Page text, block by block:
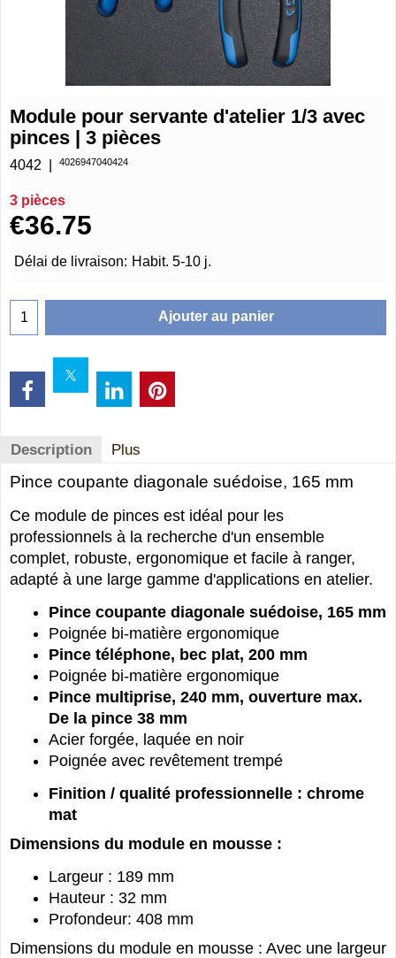
Module pour servante d'atelier 1/3 avec
pinces | 3 pièces
4042 4026947040424
3 pièces
€36.75
Délai de livraison: Habit. 5-10 j.
Ajouter au panier
Description Plus
Pince coupante diagonale suédoise, 165 mm
Ce module de pinces est idéal pour les
professionnels à la recherche d'un ensemble
complet, robuste, ergonomique et facile à ranger,
adapté à une large gamme d'applications en atelier.
Pince coupante diagonale suédoise, 165 mm
Poignée bi-matière ergonomique
Pince téléphone, bec plat, 200 mm
Poignée bi-matière ergonomique
Pince multiprise, 240 mm, ouverture max.
De la pince 38 mm
Acier forgée, laquée en noir
Poignée avec revêtement trempé
Finition / qualité professionnelle : chrome
mat
Dimensions du module en mousse :
Largeur : 189 mm
Hauteur : 32 mm
Profondeur: 408 mm
Dimensions du module en mousse : Avec une largeur